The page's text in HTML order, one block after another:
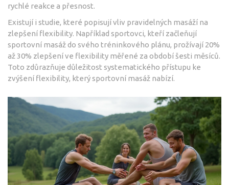
rychlé reakce a přesnost.
Existují i studie, které popisují vliv pravidelných masáží na
zlepšení flexibility. Například sportovci, kteří začleňují
sportovní masáž do svého tréninkového plánu, prožívají 20%
až 30% zlepšení ve flexibility měřené za období šesti měsíců.
Toto zdůrazňuje důležitost systematického přístupu ke
zvýšení flexibility, který sportovní masáž nabízí.